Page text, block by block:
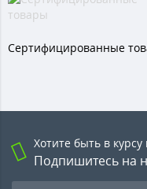
Сертифицированные
Хотите быть в курсу
Подпишитесь на